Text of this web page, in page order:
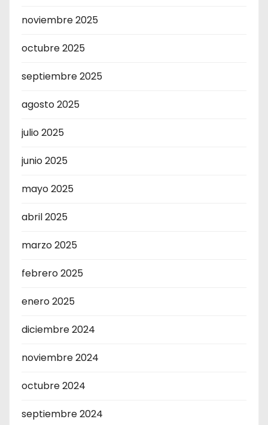
noviembre 2025
octubre 2025
septiembre 2025
agosto 2025
julio 2025
junio 2025
mayo 2025
abril 2025
marzo 2025
febrero 2025
enero 2025
diciembre 2024
noviembre 2024
octubre 2024
septiembre 2024